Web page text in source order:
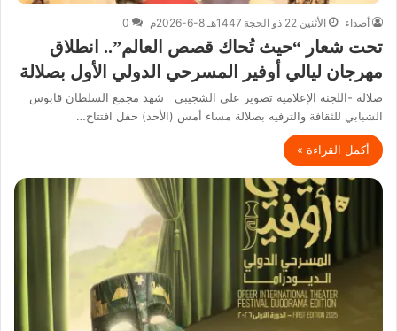
أصداء الأثنين 22 ذو الحجة 1447هـ 8-6-2026م 0
تحت شعار “حيث تُحاك قصص العالم”.. انطلاق
مهرجان ليالي أوفير المسرحي الدولي الأول بصلالة
صلالة -اللجنة الإعلامية تصوير علي الشجيبي شهد مجمع السلطان قابوس
الشبابي للثقافة والترفيه بصلالة مساء أمس (الأحد) حفل افتتاح…
أكمل القراءة »